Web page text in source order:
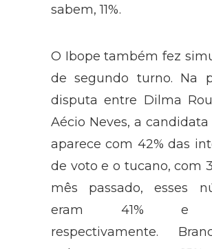
13%. Não responderam
O Ibope também fez
de segundo turno. Na
disputa entre Dilma
Aécio Neves, a
aparece com 42% das
de voto e o tucano, com
mês passado, esses
eram 41% e